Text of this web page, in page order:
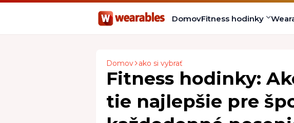
DomovFitness hodinky
Domov ako si vybrať
Fitness hodinky:
tie najlepšie pre